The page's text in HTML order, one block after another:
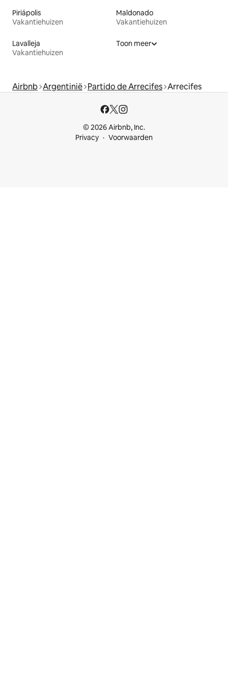
Piriápolis
Vakantiehuizen
Maldonado
Vakantiehuizen
Lavalleja
Vakantiehuizen
Toon meer
Airbnb Argentinië Partido de Arrecifes Arrecifes
© 2026 Airbnb, Inc.
Privacy
Voorwaarden